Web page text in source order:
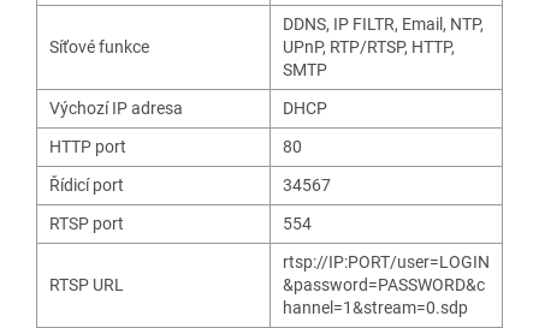
Síťové funkce
DDNS, IP FILTR, Email, NTP,
UPnP, RTP/RTSP, HTTP,
SMTP
Výchozí IP adresa
DHCP
HTTP port
80
Řídicí port
34567
RTSP port
554
RTSP URL
rtsp://IP:PORT/user=LOGIN
&password=PASSWORD&c
hannel=1&stream=0.sdp